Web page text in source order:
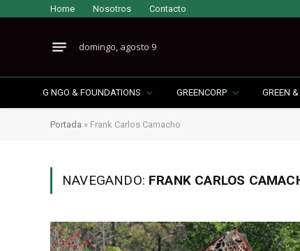
Home Nosotros Contacto
domingo, agosto 9
G NGO & FOUNDATIONS GREENCORP GREEN
Portada » Frank Carlos Camacho
NAVEGANDO: FRANK CARLOS